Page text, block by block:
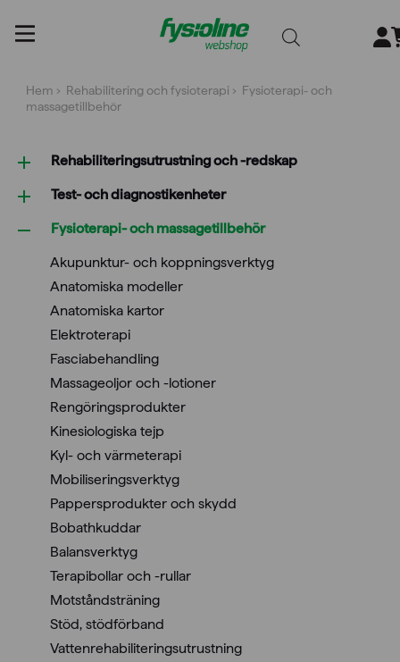
innehållet
Hem › Rehabilitering och fysioterapi › Fysioterapi- och
massagetillbehör
Rehabiliterings­utrustning och -redskap
Test- och diagnostikenheter
Fysioterapi- och massagetillbehör
Akupunktur- och koppningsverktyg
Anatomiska modeller
Anatomiska kartor
Elektroterapi
Fasciabehandling
Massageoljor och -lotioner
Rengöringsprodukter
Kinesiologiska tejp
Kyl- och värmeterapi
Mobiliseringsverktyg
Pappersprodukter och skydd
Bobathkuddar
Balansverktyg
Terapibollar och -rullar
Motståndsträning
Stöd, stödförband
Vattenrehabiliteringsutrustning